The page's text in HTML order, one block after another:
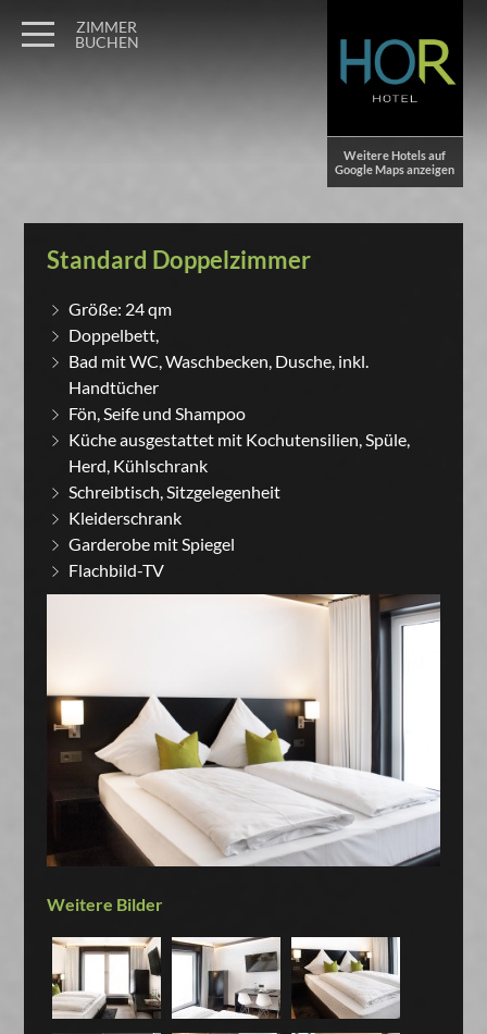
Weitere Hotels auf
Google Maps anzeigen
ZIMMER
BUCHEN
Standard Doppelzimmer
Größe: 24 qm
Doppelbett,
Bad mit WC, Waschbecken, Dusche, inkl.
Handtücher
Fön, Seife und Shampoo
Küche ausgestattet mit Kochutensilien, Spüle,
Herd, Kühlschrank
Schreibtisch, Sitzgelegenheit
Kleiderschrank
Garderobe mit Spiegel
Flachbild-TV
Weitere Bilder